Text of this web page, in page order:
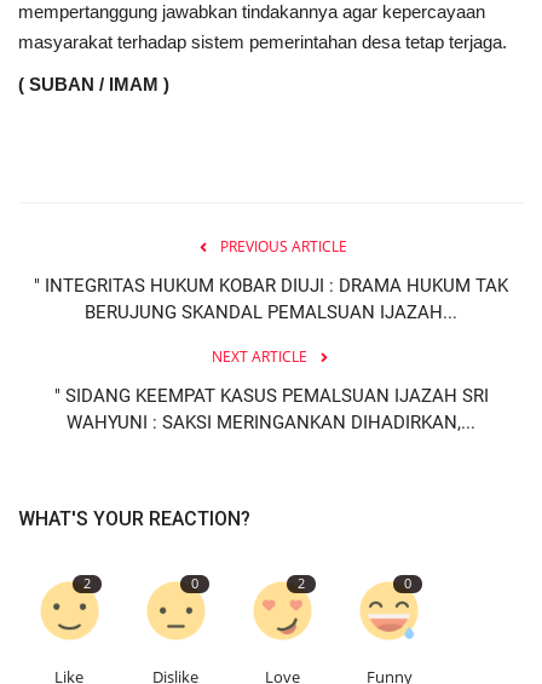
mempertanggung jawabkan tindakannya agar kepercayaan
masyarakat terhadap sistem pemerintahan desa tetap terjaga.
( SUBAN / IMAM )
PREVIOUS ARTICLE
" INTEGRITAS HUKUM KOBAR DIUJI : DRAMA HUKUM TAK
BERUJUNG SKANDAL PEMALSUAN IJAZAH...
NEXT ARTICLE
" SIDANG KEEMPAT KASUS PEMALSUAN IJAZAH SRI
WAHYUNI : SAKSI MERINGANKAN DIHADIRKAN,...
WHAT'S YOUR REACTION?
2
Like
0
Dislike
2
Love
0
Funny